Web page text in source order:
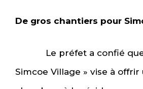
De gros chantiers pour
Le préfet a confié que
Simcoe Village » vise à offrir